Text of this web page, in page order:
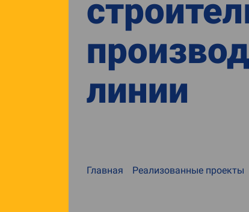
линии
Главная Реализованные проекты